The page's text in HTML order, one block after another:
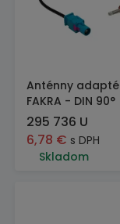
Anténny
FAKRA - DIN 90°
295 736 U
6,78 € s DPH
Skladom